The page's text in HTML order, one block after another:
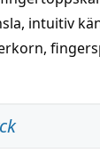
, intuitiv
,